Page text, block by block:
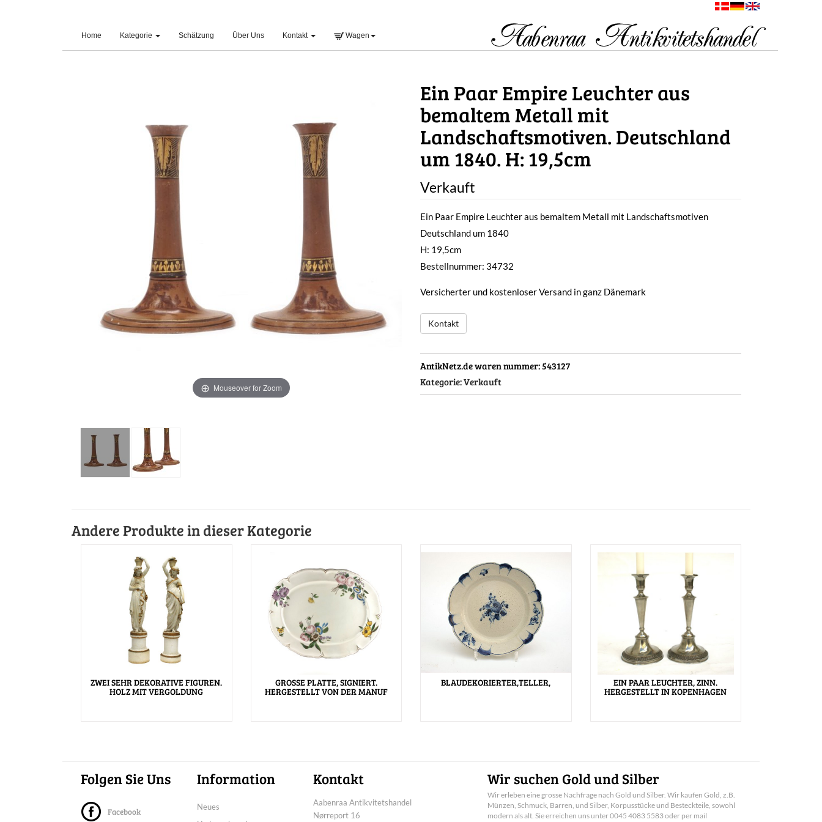
Home (current)Kategorie Schätzung Über Uns Kontakt Wagen
Mouseover for Zoom
Ein Paar Empire Leuchter aus
bemaltem Metall mit
Landschaftsmotiven. Deutschland
um 1840. H: 19,5cm
Verkauft
Ein Paar Empire Leuchter aus bemaltem Metall mit Landschaftsmotiven
Deutschland um 1840
H: 19,5cm
Bestellnummer: 34732
Versicherter und kostenloser Versand in ganz Dänemark
Kontakt
AntikNetz.de waren nummer:543127
Kategorie:Verkauft
Andere Produkte in dieser Kategorie
ZWEI SEHR DEKORATIVE FIGUREN.
HOLZ MIT VERGOLDUNG
GROSSE PLATTE, SIGNIERT.
HERGESTELLT VON DER MANUF
BLAUDEKORIERTER,TELLER, EIN PAAR LEUCHTER, ZINN.
HERGESTELLT IN KOPENHAGEN
Folgen Sie Uns
Facebook
Information
Neues
Kontakt
Aabenraa Antikvitetshandel
Nørreport 16
Wir suchen Gold und Silber
Wir erleben eine grosse Nachfrage nach Gold und Silber. Wir kaufen Gold, z.B.
Münzen, Schmuck, Barren, und Silber, Korpusstücke und Besteckteile, sowohl
modern als alt. Sie erreichen uns unter 0045 4083 5583 oder per mail